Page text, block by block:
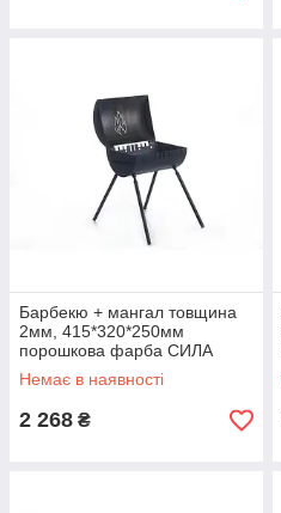
Барбекю + мангал товщина
2мм, 415*320*250мм
порошкова фарба СИЛА
Немає в наявності
2 268 ₴